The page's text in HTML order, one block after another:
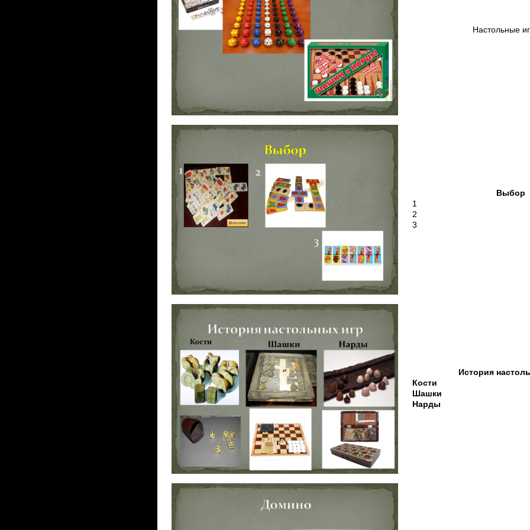
Настольные
Выбор
1
2
3
История
Кости
Шашки
Нарды